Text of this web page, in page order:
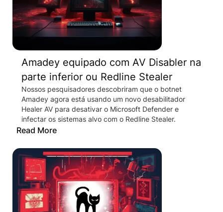
Amadey equipado com AV Disabler na
parte inferior ou Redline Stealer
Nossos pesquisadores descobriram que o botnet
Amadey agora está usando um novo desabilitador
Healer AV para desativar o Microsoft Defender e
infectar os sistemas alvo com o Redline Stealer.
Read More